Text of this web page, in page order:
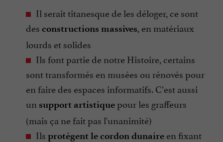
Il serait titanesque de les déloger, ce sont
des constructions massives, en matériaux
lourds et solides
Ils font partie de notre Histoire, certains
sont transformés en musées ou rénovés pour
en faire des espaces informatifs. C’est aussi
un support artistiquepour les graffeurs
(mais ça ne fait pas l'unanimité)
Ils protègent le cordon dunaire en fixant